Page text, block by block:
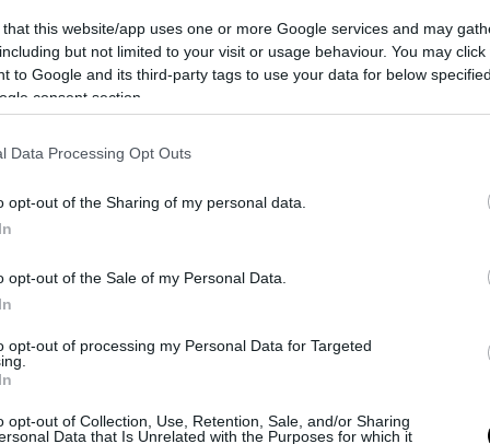
that this website/app uses one or more Google services and may
but not limited to your visit or usage behaviour. You may
to Google and its third-party tags to use your data for below
consent section.
Data Processing Opt Outs
opt-out of the Sharing of my personal data.
opt-out of the Sale of my Personal Data.
opt-out of processing my Personal Data for Targeted
opt-out of Collection, Use, Retention, Sale, and/or Sharing
Data that Is Unrelated with the Purposes for which it
επίμαχη στιγμή στο 01:47:05